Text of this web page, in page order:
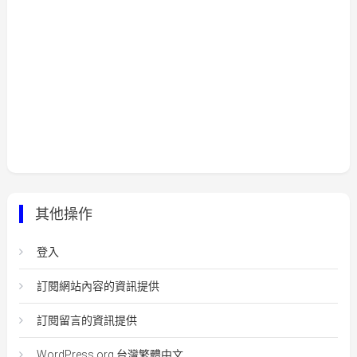
其他操作
登入
訂閱網站內容的資訊提供
訂閱留言的資訊提供